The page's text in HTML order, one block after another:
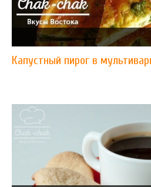
Капустный пирог в